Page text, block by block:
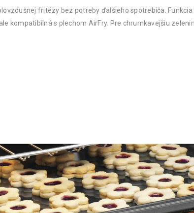
fritézy bez potreby ďalšieho spotrebiča.
kompatibilná s plechom AirFry. Pre chrumkavejšiu